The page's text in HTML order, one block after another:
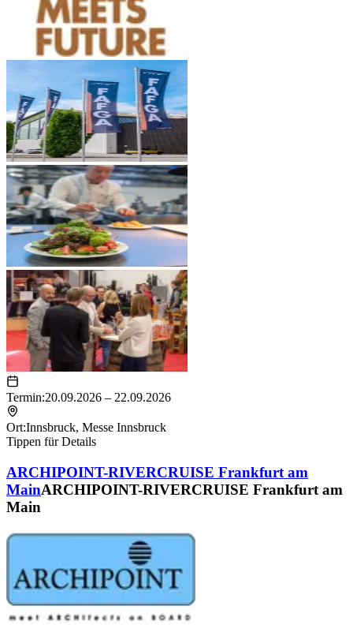
Termin:20.09.2026 – 22.09.2026
Ort:Innsbruck, Messe Innsbruck
Tippen für Details
ARCHIPOINT-RIVERCRUISE Frankfurt am
MainARCHIPOINT-RIVERCRUISE Frankfurt am
Main